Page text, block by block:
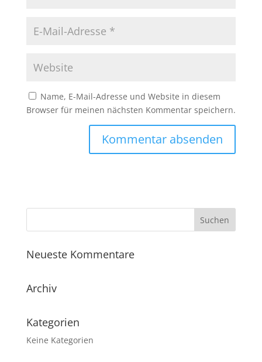
Name, E-Mail-Adresse und Website in diesem
Browser für meinen nächsten Kommentar speichern.
Neueste Kommentare
Archiv
Kategorien
Keine Kategorien